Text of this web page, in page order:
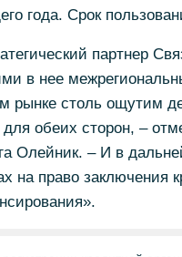
года. Срок
партнер
в нее
рынке столь ощутим
обеих сторон, –
Олейник. – И в
на право заключения